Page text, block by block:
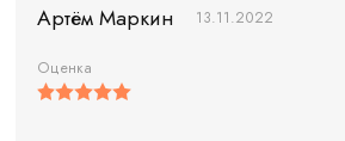
Артём Маркин 13.11.2022
Оценка